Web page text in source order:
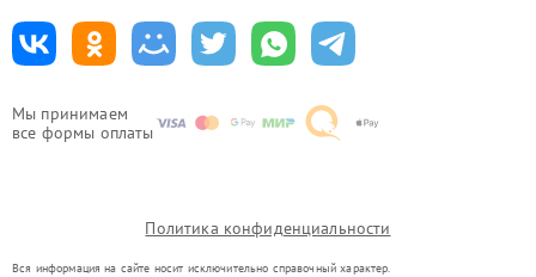
Мы принимаем
все формы оплаты
Политика конфиденциальности
Вся информация на сайте носит исключительно справочный характер.